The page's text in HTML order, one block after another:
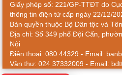
Giấy phép số: 221/GP-TTĐT do
thông tin điện tử cấp ngày 22/12/
Bản quyền thuộc Bộ Dân tộc và
Địa chỉ: Số 349 phố Đội Cấn,
Nội
Điện thoại: 080 44329 - Email:
Văn thư: 024 37332009 - Email: